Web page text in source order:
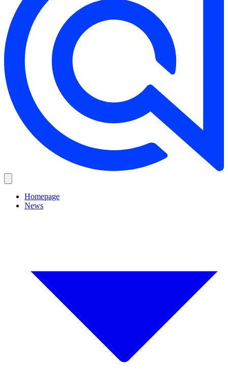
Homepage
News